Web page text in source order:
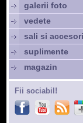
galerii foto
vedete
sali si
suplimente
magazin
Fii sociabil!